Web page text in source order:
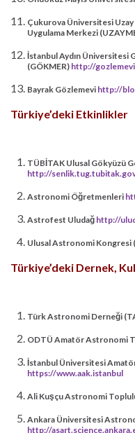
Çukurova Üniversitesi
Uygulama Merkezi
İstanbul Aydın Üniversitesi
(GÖKMER) http://
Bayrak Gözlemevi http://
Türkiye’deki Etkinlikler
TÜBİTAK Ulusal Gökyüzü
http://
Astronomi Öğretmenleri
Astrofest Uludağ http://
Ulusal Astronomi Kongresi
Türkiye’deki Dernek,
Türk Astronomi Derneği
ODTÜ Amatör Astronomi
İstanbul Üniversitesi
https://www.aak.istanbul
Ali Kuşçu Astronomi
Ankara Üniversitesi
http://